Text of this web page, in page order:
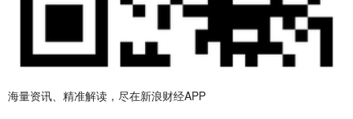
海量资讯、精准解读，尽在新浪财经APP